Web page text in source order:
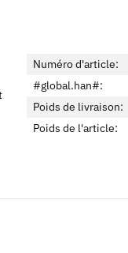
Numéro d'article:
#global.han#:
Poids de livraison:
Poids de l'article: